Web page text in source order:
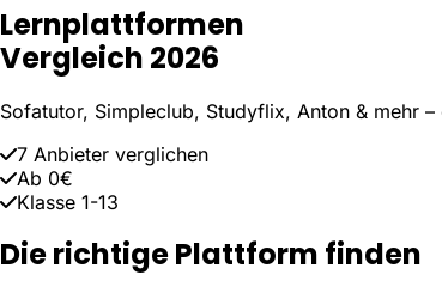
Lernplattformen
Vergleich 2026
Sofatutor, Simpleclub, Studyflix, Anton & mehr
7 Anbieter verglichen
Ab 0€
Klasse 1-13
Die richtige Plattform finden